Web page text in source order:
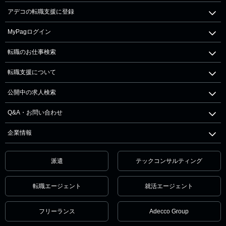
アデコの転職支援に登録
MyPagログイン
転職のお仕事検索
転職支援について
公開中の求人検索
Q&A・お問い合わせ
企業情報
派遣 テックコンサルティング
転職エージェント 就活エージェント
フリーランス Adecco Group